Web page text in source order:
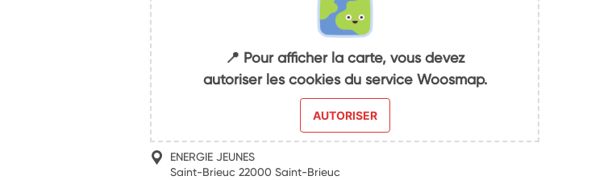
📍 Pour afficher la carte, vous devez
autoriser les cookies du service Woosmap.
AUTORISER
ENERGIE JEUNES
Saint-Brieuc 22000 Saint-Brieuc